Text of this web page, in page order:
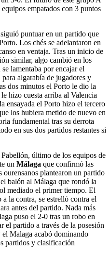
empatados con 3 puntos
puntuar en un partido que
Los chés se adelantaron en
en ventaja. Tras un inicio de
similar, algo cambió en los
lamentaba por encajar el
algarabía de jugadores y
dos minutos el Porto le dio la
hizo cuesta arriba al Valencia
ensayada el Porto hizo el tercero
los hubiera metido de nuevo en
fundamental tras su derrota
en sus dos partidos restantes si
último de los equipos de
un Málaga que confirmó las
ourensanos plantearon un partido
balón al Málaga que rondó la
mediado el primer tiempo. El
la contra, se estrelló contra el
antes del partido. Nada más
puso el 2-0 tras un robo en
el partido a través de la posesión
Malaga acabó dominando
partidos y clasificación